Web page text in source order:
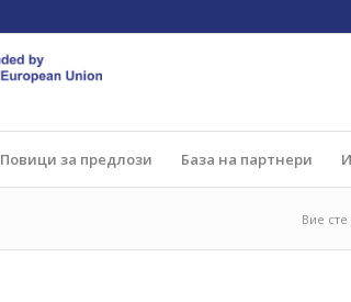
Повици за предлози База на партнери
Вие сте